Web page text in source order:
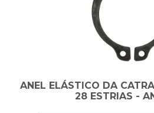
ANEL ELÁSTICO DA
28 ESTRIAS -